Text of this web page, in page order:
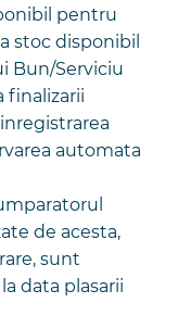
pentru
stoc disponibil
Bun/Serviciu
finalizarii
automata
de acesta,
sunt
data plasarii